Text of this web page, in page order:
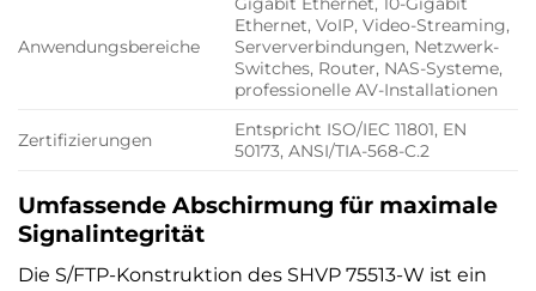
Anwendungsbereiche
Ethernet, VoIP, Video-Streaming,
Serververbindungen, Netzwerk-
Switches, Router, NAS-Systeme,
professionelle AV-Installationen
Zertifizierungen
Entspricht ISO/IEC 11801, EN
50173, ANSI/TIA-568-C.2
Umfassende Abschirmung für maximale
Signalintegrität
Die S/FTP-Konstruktion des SHVP 75513-W ist ein